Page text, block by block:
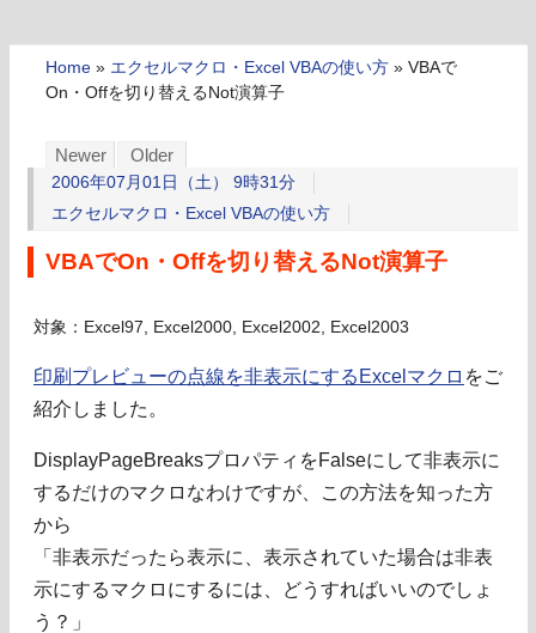
Home » エクセルマクロ・Excel VBAの使い方 » VBAで
On・Offを切り替えるNot演算子
Newer Older
2006年07月01日（土） 9時31分
エクセルマクロ・Excel VBAの使い方
VBAでOn・Offを切り替えるNot演算子
対象：Excel97, Excel2000, Excel2002, Excel2003
印刷プレビューの点線を非表示にするExcelマクロ をご
紹介しました。
DisplayPageBreaksプロパティをFalseにして非表示に
するだけのマクロなわけですが、この方法を知った方
から
「非表示だったら表示に、表示されていた場合は非表
示にするマクロにするには、どうすればいいのでしょ
う？」